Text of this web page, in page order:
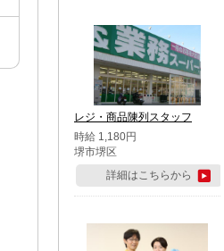
レジ・商品陳列スタッフ
時給 1,180円
堺市堺区
詳細はこちらから